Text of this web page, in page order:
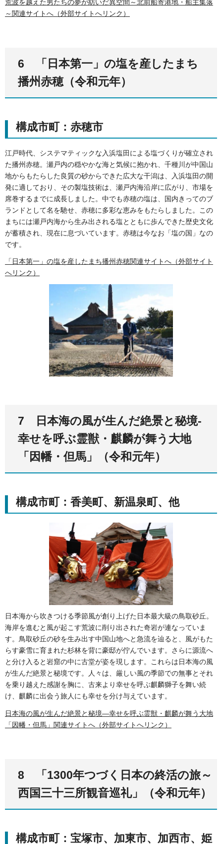
荒波を越えた男たちの夢が紡いだ異空間～北前船寄港地・船主集落
～関連サイトへ（外部サイトへリンク）
6 「日本第一」の塩を産したまち
播州赤穂（令和元年）
構成市町：赤穂市
江戸時代、システマティックな入浜塩田による塩づくりが確立され
た播州赤穂。瀬戸内の穏やかな海と気候に抱かれ、千種川が中国山
地からもたらした良質の砂からできた広大な干潟は、入浜塩田の開
発に適しており、その製塩技術は、瀬戸内海沿岸に広がり、市場を
席巻するまでに成長しました。中でも赤穂の塩は、国内きってのブ
ランドとして名を馳せ、赤穂に多彩な恵みをもたらしました。この
まちには瀬戸内海から生み出される塩とともに歩んできた歴史文化
が蓄積され、現在に息づいています。赤穂は今なお「塩の国」なの
です。
「日本第一」の塩を産したまち播州赤穂関連サイトへ（外部サイト
へリンク）
7 日本海の風が生んだ絶景と秘境-
幸せを呼ぶ霊獣・麒麟が舞う大地
「因幡・但馬」（令和元年）
構成市町：香美町、新温泉町、他
日本海から吹きつける季節風が創り上げた日本最大級の鳥取砂丘。
海岸を進むと風が起こす荒波に削り出された奇岩が連なっていま
す。鳥取砂丘の砂を生み出す中国山地へと急流を辿ると、風がもた
らす豪雪に育まれた杉林を背に豪邸が佇んでいます。さらに源流へ
と分け入ると岩窟の中に古堂が姿を現します。これらは日本海の風
が生んだ絶景と秘境です。人々は、厳しい風の季節での無事とそれ
を乗り越えた感謝を胸に、古来より幸せを呼ぶ麒麟獅子を舞い続
け、麒麟に出会う旅人にも幸せを分け与えています。
日本海の風が生んだ絶景と秘境―幸せを呼ぶ霊獣・麒麟が舞う大地
「因幡・但馬」関連サイトへ（外部サイトへリンク）
8 「1300年つづく日本の終活の旅～
西国三十三所観音巡礼」（令和元年）
構成市町：宝塚市、加東市、加西市、姫